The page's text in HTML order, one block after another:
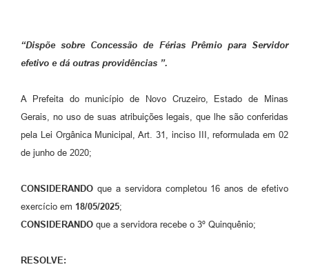
“Dispõe sobre Concessão de Férias Prêmio para Servidor
efetivo e dá outras providências ”.
A Prefeita do município de Novo Cruzeiro, Estado de Minas
Gerais, no uso de suas atribuições legais, que lhe são conferidas
pela Lei Orgânica Municipal, Art. 31, inciso III, reformulada em 02
de junho de 2020;
CONSIDERANDO que a servidora completou 16 anos de efetivo
exercício em 18/05/2025;
CONSIDERANDO que a servidora recebe o 3º Quinquênio;
RESOLVE: